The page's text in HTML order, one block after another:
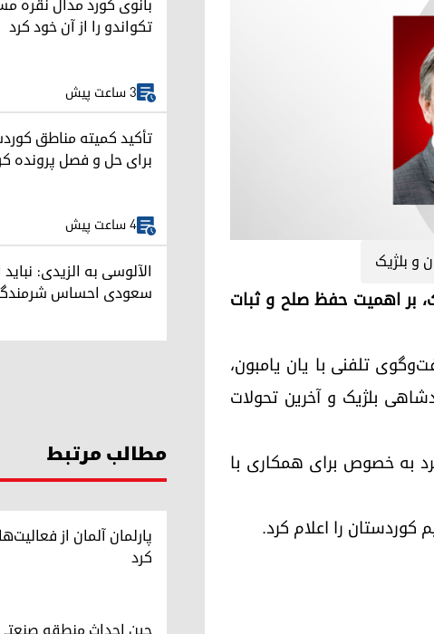
و بلژیک
بلژیک، بر اهمیت حفظ صلح و ثبات
در گفت‌وگوی تلفنی با یان یامبون،
بلژیک و آخرین تحولات
به خصوص برای همکاری با
کوردستان را اعلام کرد.
تکواندو را از آن خود کرد
3 ساعت پیش
برای حل و فصل پرونده
4 ساعت پیش
الآلوسی به الزیدی:
سعودی احساس
مطالب مرتبط
پارلمان آلمان از
کرد